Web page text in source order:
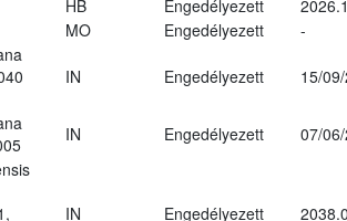
HB Engedélyezett
MO Engedélyezett
-
IN Engedélyezett 15/
IN Engedélyezett
07/
IN Engedélyezett